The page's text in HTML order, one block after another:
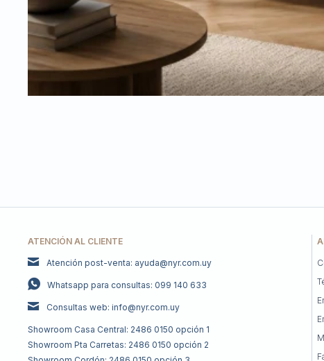
ATENCIÓN AL CLIENTE
Atención post-venta: ayuda@nyr.com.uy
Whatsapp para consultas: 099 140 633
Consultas web: info@nyr.com.uy
Showroom Casa Central: 2486 0150 opción 1
Showroom Pta Carretas: 2486 0150 opción 2